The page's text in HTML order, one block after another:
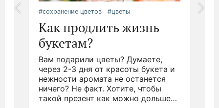
#сохранение цветов #цветы
Как продлить жизнь
букетам?
Вам подарили цветы? Думаете,
через 2-3 дня от красоты букета и
нежности аромата не останется
ничего? Не факт. Хотите, чтобы
такой презент как можно дольше